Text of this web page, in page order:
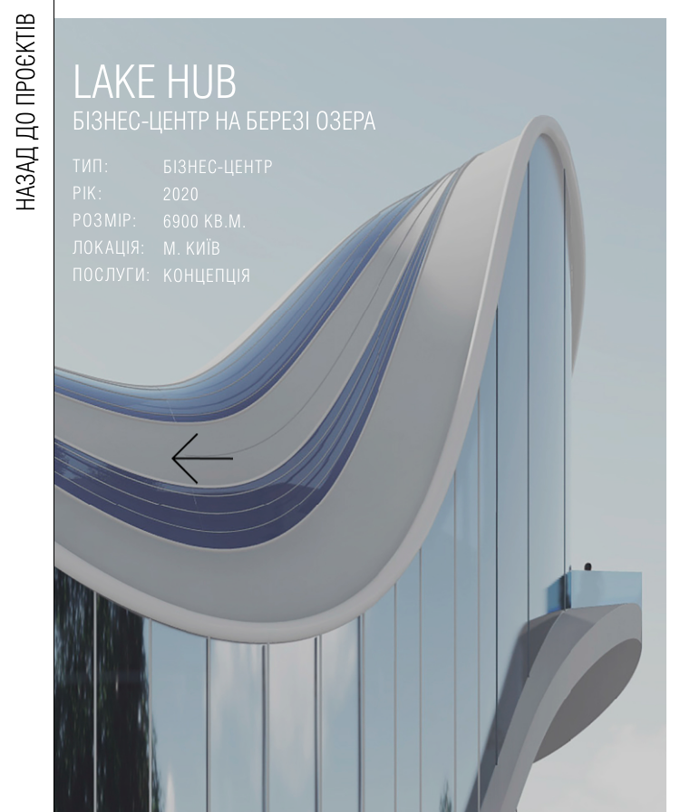
НАЗАД ДО ПРОЄКТІВ LAKE HUB
БІЗНЕС-ЦЕНТР НА БЕРЕЗІ ОЗЕРА
ТИП:
БІЗНЕС-ЦЕНТР
РІК:
2020
РОЗМІР:
6900 КВ.М.
ЛОКАЦІЯ:
М. КИЇВ
ПОСЛУГИ:
КОНЦЕПЦІЯ